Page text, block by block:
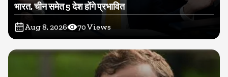
भारत, चीन समेत 5 देश होंगे प्रभावित
Aug 8, 2026 70Views